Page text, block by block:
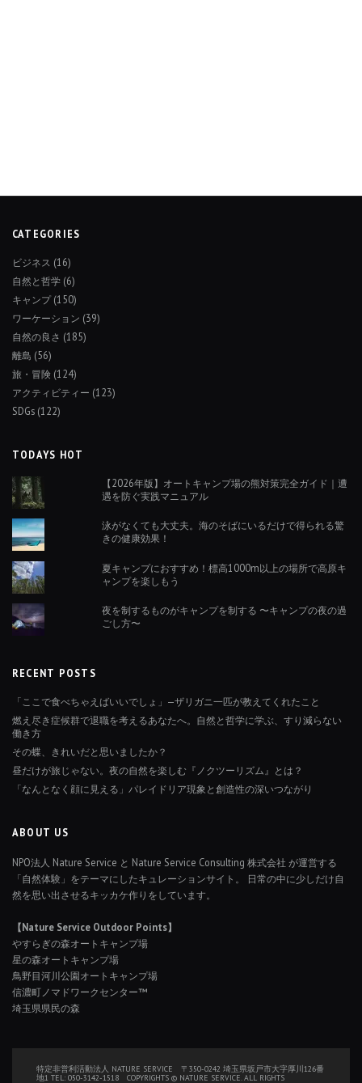
CATEGORIES
ビジネス (16)
自然と哲学 (6)
キャンプ(150)
ワーケーション (39)
自然の良さ (185)
離島 (56)
旅・冒険 (124)
アクティビティー (123)
SDGs (122)
TODAYS HOT
【2026年版】オートキャンプ場の熊対策完全ガイド｜遭
遇を防ぐ実践マニュアル
泳がなくても大丈夫。海のそばにいるだけで得られる驚
きの健康効果！
夏キャンプにおすすめ！標高1000m以上の場所で高原キ
ャンプを楽しもう
夜を制するものがキャンプを制する 〜キャンプの夜の過
ごし方〜
RECENT POSTS
「ここで食べちゃえばいいでしょ」—ザリガニ一匹が教えてくれたこと
燃え尽き症候群で退職を考えるあなたへ。自然と哲学に学ぶ、すり減らない
働き方
その蝶、きれいだと思いましたか？
昼だけが旅じゃない。夜の自然を楽しむ『ノクツーリズム』とは？
「なんとなく顔に見える」パレイドリア現象と創造性の深いつながり
ABOUT US
NPO法人 Nature Service と Nature Service Consulting 株式会社 が運営する
「自然体験」をテーマにしたキュレーションサイト。 日常の中に少しだけ自
然を思い出させるキッカケ作りをしています。
【Nature Service Outdoor Points】
やすらぎの森オートキャンプ場
星の森オートキャンプ場
鳥野目河川公園オートキャンプ場
信濃町ノマドワークセンター™
埼玉県県民の森
特定非営利活動法人 NATURE SERVICE 〒350-0242 埼玉県坂戸市大字厚川126番
地1 TEL: 050-3142-1518 COPYRIGHTS © NATURE SERVICE. ALL RIGHTS